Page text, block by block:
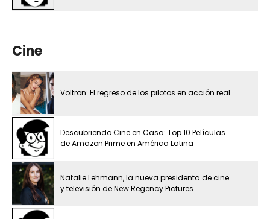
Cine
Voltron: El regreso de los pilotos en acción real
Descubriendo Cine en Casa: Top 10 Películas
de Amazon Prime en América Latina
Natalie Lehmann, la nueva presidenta de cine
y televisión de New Regency Pictures